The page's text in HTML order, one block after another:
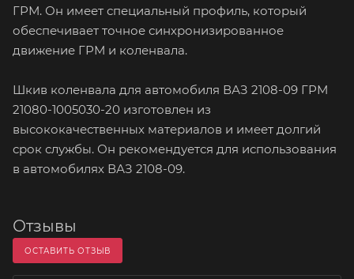
ГРМ. Он имеет специальный профиль, который
обеспечивает точное синхронизированное
движение ГРМ и коленвала.
Шкив коленвала для автомобиля ВАЗ 2108-09 ГРМ
21080-1005030-20 изготовлен из
высококачественных материалов и имеет долгий
срок службы. Он рекомендуется для использования
в автомобилях ВАЗ 2108-09.
Отзывы
ОСТАВИТЬ ОТЗЫВ